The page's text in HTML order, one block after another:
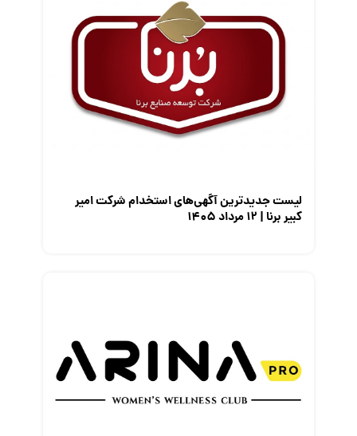
گزارش‌های آماری
معرفی متخصصان منابع انسانی
لیست جدیدترین آگهی‌های استخدام شرکت امیر
کبیر برنا | ۱۲ مرداد ۱۴۰۵